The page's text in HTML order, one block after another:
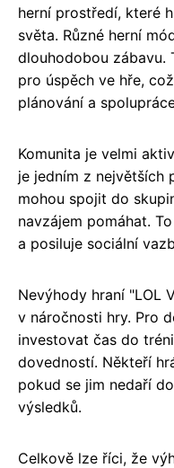
herní prostředí, které
světa. Různé herní
dlouhodobou zábavu.
pro úspěch ve hře,
plánování a
Komunita je velmi
je jedním z největších
mohou spojit do
navzájem pomáhat.
a posiluje sociální
Nevýhody hraní "LOL
v náročnosti hry. Pro
investovat čas do
dovedností. Někteří
pokud se jim nedaří
výsledků.
Celkově lze říci, že